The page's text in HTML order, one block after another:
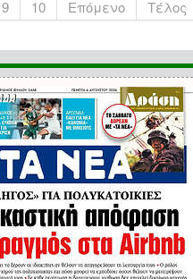
9 10 Επόμενο Τέλος